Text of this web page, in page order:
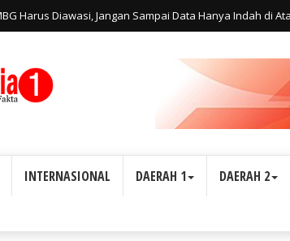
Harus Diawasi, Jangan Sampai Data Hanya Indah di
INTERNASIONAL DAERAH 1 DAERAH 2